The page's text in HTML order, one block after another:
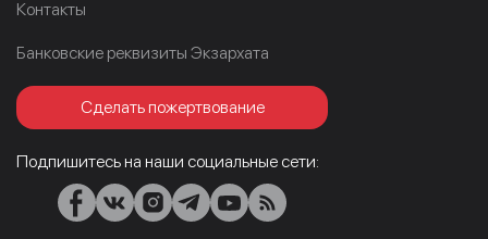
Контакты
Банковские реквизиты Экзархата
Сделать пожертвование
Подпишитесь на наши социальные сети: